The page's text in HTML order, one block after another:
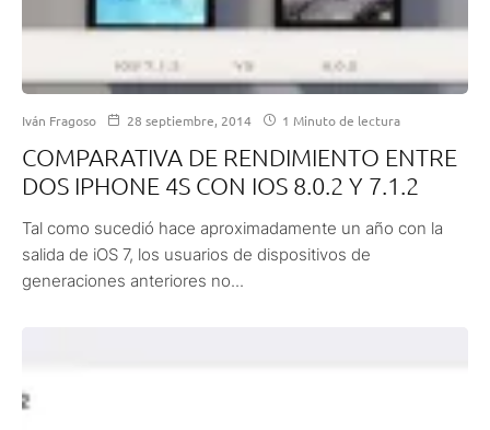
Iván Fragoso 28 septiembre, 2014 1 Minuto de lectura
COMPARATIVA DE RENDIMIENTO ENTRE
DOS IPHONE 4S CON IOS 8.0.2 Y 7.1.2
Tal como sucedió hace aproximadamente un año con la
salida de iOS 7, los usuarios de dispositivos de
generaciones anteriores no...